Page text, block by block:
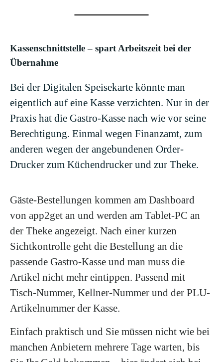
Kassenschnittstelle – spart Arbeitszeit bei der
Übernahme
Bei der Digitalen Speisekarte könnte man
eigentlich auf eine Kasse verzichten. Nur in der
Praxis hat die Gastro-Kasse nach wie vor seine
Berechtigung. Einmal wegen Finanzamt, zum
anderen wegen der angebundenen Order-
Drucker zum Küchendrucker und zur Theke.
Gäste-Bestellungen kommen am Dashboard
von app2get an und werden am Tablet-PC an
der Theke angezeigt. Nach einer kurzen
Sichtkontrolle geht die Bestellung an die
passende Gastro-Kasse und man muss die
Artikel nicht mehr eintippen. Passend mit
Tisch-Nummer, Kellner-Nummer und der PLU-
Artikelnummer der Kasse.
Einfach praktisch und Sie müssen nicht wie bei
manchen Anbietern mehrere Tage warten, bis